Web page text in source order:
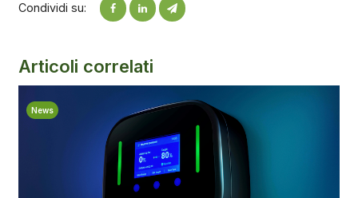
Condividi su:
Articoli correlati
News